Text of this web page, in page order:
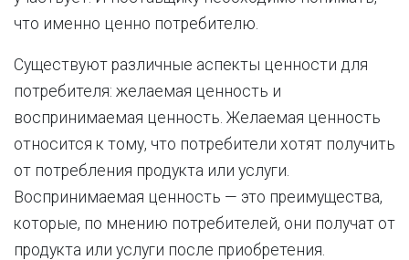
что именно ценно потребителю.
Существуют различные аспекты ценности для
потребителя: желаемая ценность и
воспринимаемая ценность. Желаемая ценность
относится к тому, что потребители хотят получить
от потребления продукта или услуги.
Воспринимаемая ценность — это преимущества,
которые, по мнению потребителей, они получат от
продукта или услуги после приобретения.